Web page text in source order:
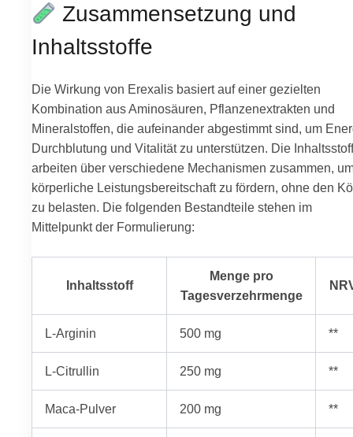
Zusammensetzung und
Inhaltsstoffe
Die Wirkung von Erexalis basiert auf einer gezielten
Kombination aus Aminosäuren, Pflanzenextrakten und
Mineralstoffen, die aufeinander abgestimmt sind, um
Durchblutung und Vitalität zu unterstützen. Die
arbeiten über verschiedene Mechanismen zusammen,
körperliche Leistungsbereitschaft zu fördern, ohne den
zu belasten. Die folgenden Bestandteile stehen im
Mittelpunkt der Formulierung:
Inhaltsstoff
Menge pro
Tagesverzehrmenge
L-Arginin 500 mg **
L-Citrullin 250 mg **
Maca-Pulver 200 mg **